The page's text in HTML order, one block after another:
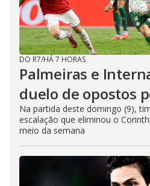
DO R7/HÁ 7 HORAS
Palmeiras e
duelo de opostos
Na partida deste domingo (9),
escalação que eliminou o
meio da semana